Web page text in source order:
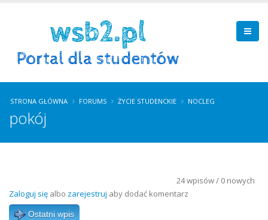
STRONA GŁÓWNA FORUMS ŻYCIE STUDENCKIE NOCLEG
pokój
24 wpisów / 0 nowych
Zaloguj się albo zarejestruj aby dodać komentarz
Ostatni wpis